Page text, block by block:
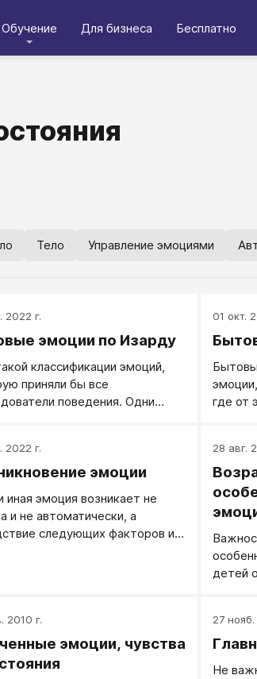
Обучение Для бизнеса Бесплатно
Тело Управление эмоциями
2022 г.
эмоции по Изарду
классификации эмоций,
приняли бы все
поведения. Одни
видеть в эмоциях лишь
перцептивно-когнитивных
01 окт.
где от
2022 г.
эмоции
иная эмоция возникает не
и не автоматически, а
следующих факторов и
28 авг.
детей
2010 г.
эмоции, чувства
27 нояб.
Не